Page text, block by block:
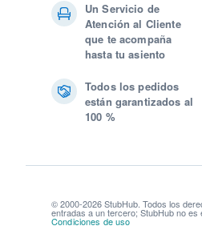
Un Servicio de
Atención al Cliente
que te acompaña
hasta tu asiento
Todos los pedidos
están garantizados al
100 %
© 2000-2026 StubHub. Todos los
entradas a un tercero; StubHub no
Condiciones de uso